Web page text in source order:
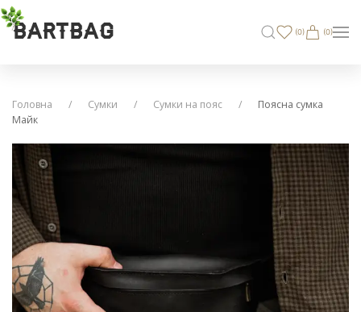
BARTBAG (0) (0)
Головна Сумки Сумки на пояс
Поясна сумка
Майк